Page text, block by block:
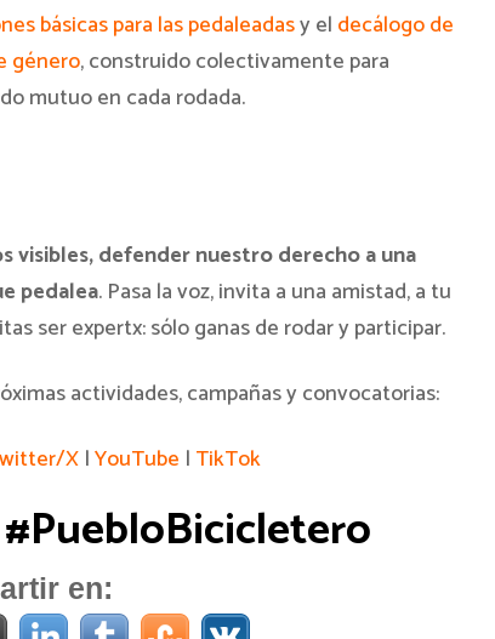
básicas para las pedaleadasy el decálogo de
género, construido colectivamente para
mutuo en cada rodada.
visibles, defender nuestro derecho a una
pedalea. Pasa la voz, invita a una amistad, a tu
ser expertx: sólo ganas de rodar y participar.
actividades, campañas y convocatorias:
X|YouTube | TikTok
en: